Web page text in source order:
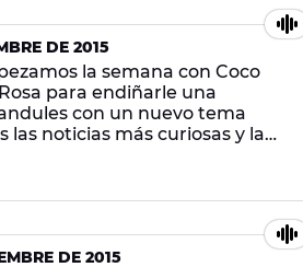
DE 2015
la semana con Coco
para endiñarle una
con un nuevo tema
las noticias más curiosas y la
DE 2015